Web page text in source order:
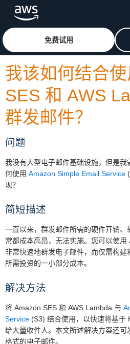
跳至主要内容
免费试用
我该如何结合
SES 和 AWS
群发邮件？
问题
我没有大型电子邮件基础设施，但是
何使用 Amazon Simple Email Service
现？
简短描述
一直以来，群发邮件所需的硬件开销
常都成本高昂，无法实施。您可以使
非常快速地群发电子邮件，而仅需构
所需投资的一小部分成本。
解决方法
将 Amazon SES 和 AWS Lambda 与
Service (S3) 结合使用，以快速将基于
给大量收件人。本文所述解决方案还
格式的电子邮件。